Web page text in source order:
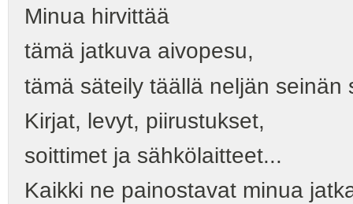
Minua hirvittää
tämä jatkuva aivopesu,
tämä säteily täällä neljän seinän
Kirjat, levyt, piirustukset,
soittimet ja sähkölaitteet...
Kaikki ne painostavat minua